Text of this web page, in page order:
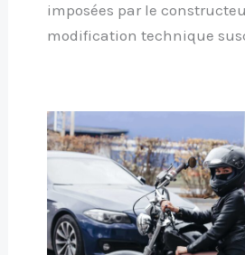
imposées par le
modification technique